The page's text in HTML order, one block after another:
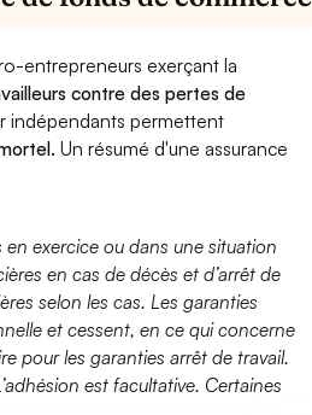
entrepreneurs exerçant la
contre des pertes de
indépendants permettent
Un résumé d'une assurance
en exercice ou dans une situation
en cas de décès et d’arrêt de
selon les cas. Les garanties
et cessent, en ce qui concerne
pour les garanties arrêt de travail.
est facultative. Certaines